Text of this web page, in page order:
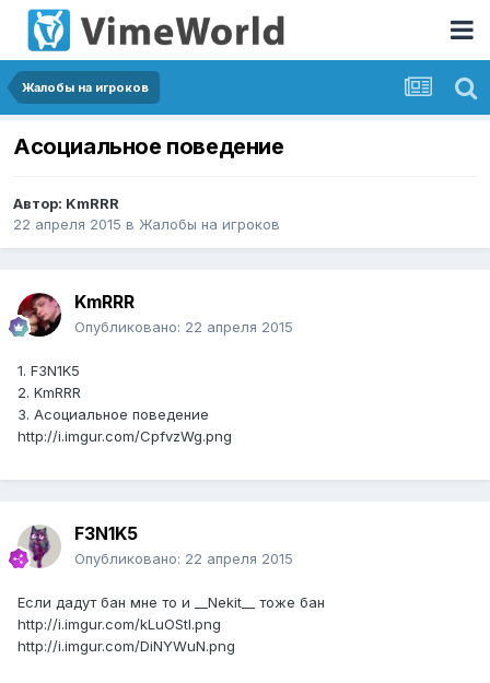
Жалобы на игроков
Асоциальное поведение
Автор: KmRRR
22 апреля 2015 в Жалобы на игроков
KmRRR
Опубликовано: 22 апреля 2015
1. F3N1K5
2. KmRRR
3. Асоциальное поведение
http://i.imgur.com/CpfvzWg.png
F3N1K5
Опубликовано: 22 апреля 2015
Если дадут бан мне то и __Nekit__ тоже бан
http://i.imgur.com/kLuOStl.png
http://i.imgur.com/DiNYWuN.png